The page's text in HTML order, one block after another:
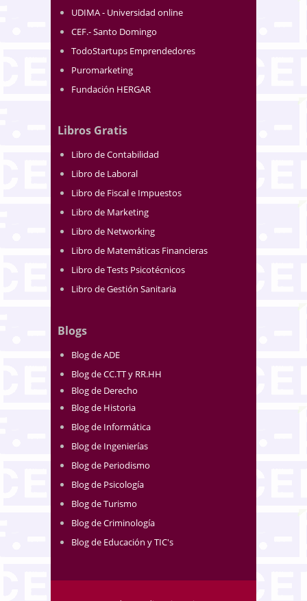
UDIMA - Universidad online
CEF.- Santo Domingo
TodoStartups Emprendedores
Puromarketing
Fundación HERGAR
Libros Gratis
Libro de Contabilidad
Libro de Laboral
Libro de Fiscal e Impuestos
Libro de Marketing
Libro de Networking
Libro de Matemáticas Financieras
Libro de Tests Psicotécnicos
Libro de Gestión Sanitaria
Blogs
Blog de ADE
Blog de CC.TT y RR.HH
Blog de Derecho
Blog de Historia
Blog de Informática
Blog de Ingenierías
Blog de Periodismo
Blog de Psicología
Blog de Turismo
Blog de Criminología
Blog de Educación y TIC's